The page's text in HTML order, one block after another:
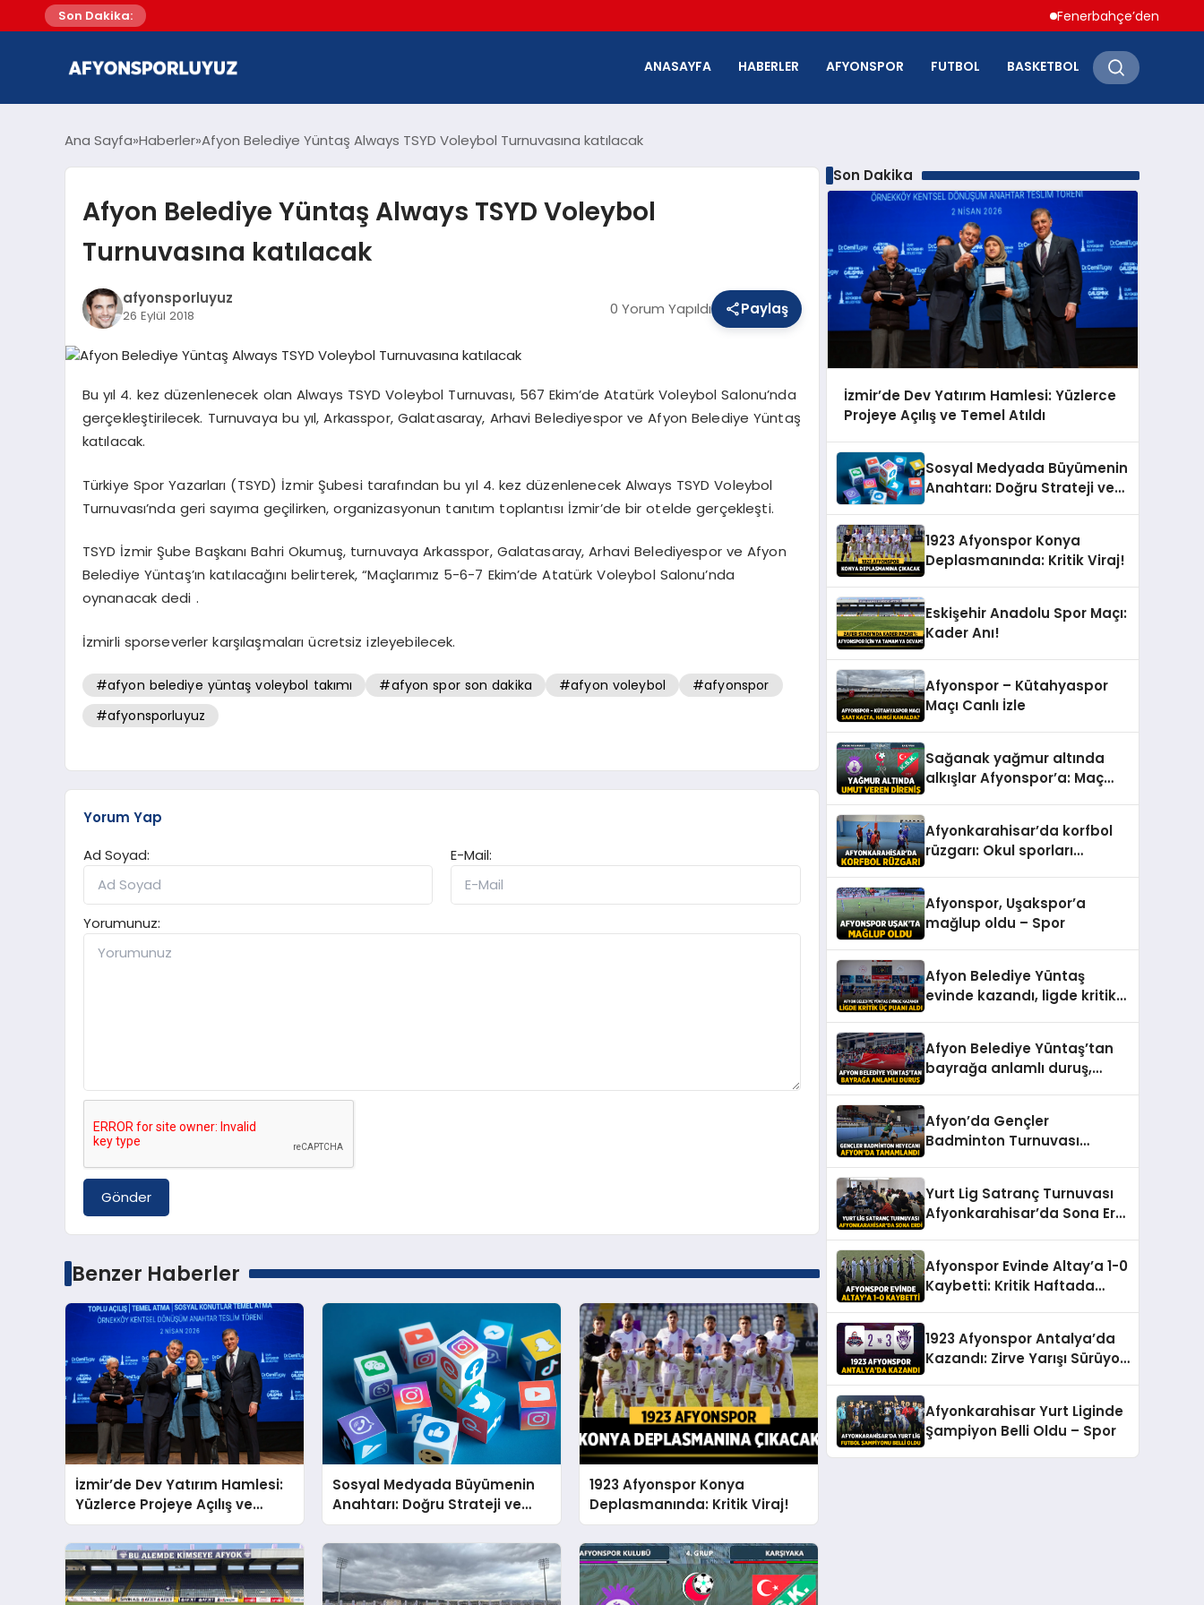
Son Dakika: Fenerbahçe’den Hakan
ANASAYFA HABERLER AFYONSPOR FUTBOL BASKETBOL
Ana Sayfa Haberler Afyon Belediye Yüntaş Always TSYD Voleybol Turnuvasına katılacak
Afyon Belediye Yüntaş Always TSYD Voleybol
Turnuvasına katılacak
afyonsporluyuz
26 Eylül 2018 0 Yorum Yapıldı Paylaş
Bu yıl 4. kez düzenlenecek olan Always TSYD Voleybol Turnuvası, 567 Ekim’de Atatürk Voleybol Salonu’nda
gerçekleştirilecek. Turnuvaya bu yıl, Arkasspor, Galatasaray, Arhavi Belediyespor ve Afyon Belediye Yüntaş
katılacak.
Türkiye Spor Yazarları (TSYD) İzmir Şubesi tarafından bu yıl 4. kez düzenlenecek Always TSYD Voleybol
Turnuvası’nda geri sayıma geçilirken, organizasyonun tanıtım toplantısı İzmir’de bir otelde gerçekleşti.
TSYD İzmir Şube Başkanı Bahri Okumuş, turnuvaya Arkasspor, Galatasaray, Arhavi Belediyespor ve Afyon
Belediye Yüntaş’ın katılacağını belirterek, “Maçlarımız 5-6-7 Ekim’de Atatürk Voleybol Salonu’nda
oynanacak dedi .
İzmirli sporseverler karşılaşmaları ücretsiz izleyebilecek.
#afyon belediye yüntaş voleybol takımı #afyon spor son dakika #afyon voleybol
#afyonspor
#afyonsporluyuz
Yorum Yap
Ad Soyad:
E-Mail:
Yorumunuz:
Gönder
Benzer Haberler
İzmir’de Dev Yatırım Hamlesi:
Yüzlerce Projeye Açılış ve
Temel Atıldı
Sosyal Medyada Büyümenin
Anahtarı: Doğru Strateji ve
Profesyonel Yönetim
1923 Afyonspor Konya
Deplasmanında: Kritik Viraj!
Son Dakika
İzmir’de Dev Yatırım Hamlesi: Yüzlerce
Projeye Açılış ve Temel Atıldı
Sosyal Medyada Büyümenin
Anahtarı: Doğru Strateji ve
1923 Afyonspor Konya
Deplasmanında: Kritik Viraj!
Eskişehir Anadolu Spor Maçı:
Kader Anı!
Afyonspor – Kütahyaspor
Maçı Canlı İzle
Sağanak yağmur altında
alkışlar Afyonspor’a: Maç
Afyonkarahisar’da korfbol
rüzgarı: Okul sporları
Afyonspor, Uşakspor’a
mağlup oldu – Spor
Afyon Belediye Yüntaş
evinde kazandı, ligde kritik
Afyon Belediye Yüntaş’tan
bayrağa anlamlı duruş,
Afyon’da Gençler
Badminton Turnuvası
Yurt Lig Satranç Turnuvası
Afyonkarahisar’da Sona Erdi
Afyonspor Evinde Altay’a 1-0
Kaybetti: Kritik Haftada
1923 Afyonspor Antalya’da
Kazandı: Zirve Yarışı Sürüyor
Afyonkarahisar Yurt Liginde
Şampiyon Belli Oldu – Spor